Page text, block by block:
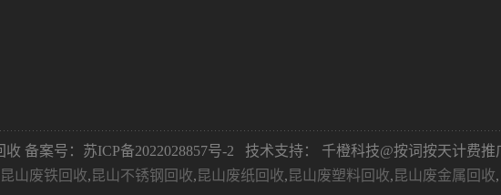
昆山废铁回收,昆山不锈钢回收,昆山废纸回收,昆山废塑料回收,昆山废金属回收,
备案号： 苏ICP备2022028857号-2 技术支持： 千橙科技@按词按天计费推